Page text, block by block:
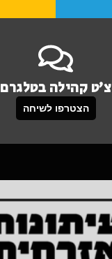
צ'ט קהילה בטלגרם
הצטרפו לשיחה